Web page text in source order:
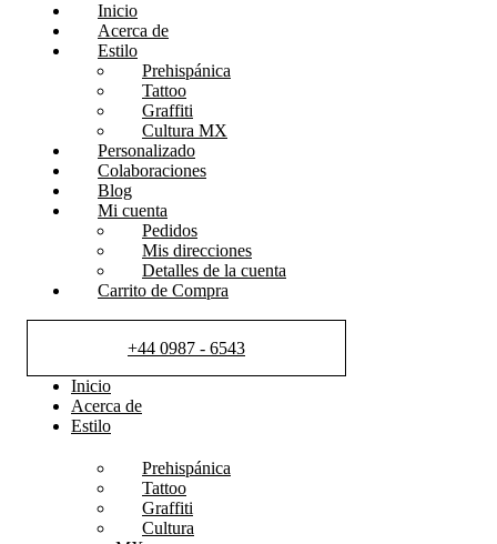
Inicio
Acerca de
Estilo
Prehispánica
Tattoo
Graffiti
Cultura MX
Personalizado
Colaboraciones
Blog
Mi cuenta
Pedidos
Mis direcciones
Detalles de la cuenta
Carrito de Compra
+44 0987 - 6543
Inicio
Acerca de
Estilo
Prehispánica
Tattoo
Graffiti
Cultura